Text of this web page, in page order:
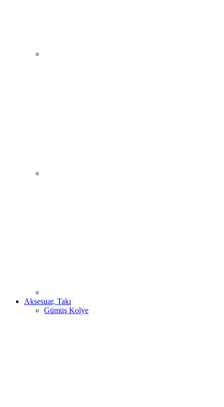
Aksesuar, Takı
Gümüş Kolye